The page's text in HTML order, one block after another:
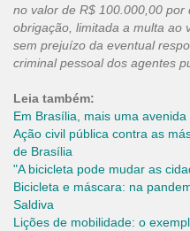
no valor de R$ 100.000,00
obrigação, limitada a multa ao
sem prejuízo da eventual
criminal pessoal dos agentes
Leia também:
Em Brasília, mais uma
Ação civil pública contra as
de Brasília
"A bicicleta pode mudar as
Bicicleta e máscara: na
Saldiva
Lições de mobilidade: o